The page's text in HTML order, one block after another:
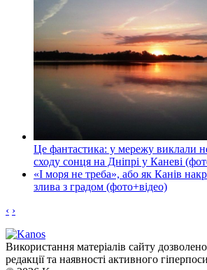
Це фантастика: у мережу виклали
сходу сонця на Дніпрі у Каневі
«І моря не треба», або як Канів
злива з градом (фото+відео)
‹ ›
Використання матеріалів сайту
редакції та наявності активного